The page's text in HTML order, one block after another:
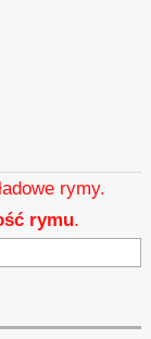
rymy.
rymu.